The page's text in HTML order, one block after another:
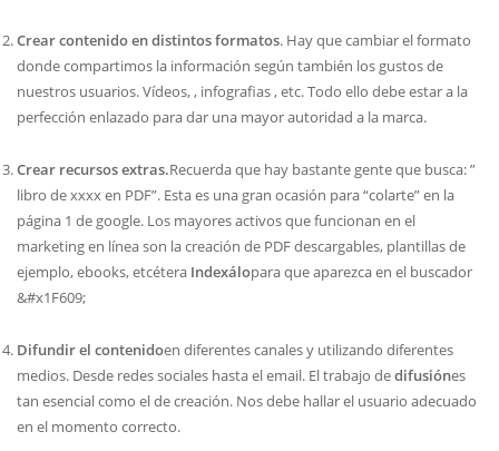
Crear contenido en distintos formatos. Hay que cambiar el formato
donde compartimos la información según también los gustos de
nuestros usuarios. Vídeos,, infografias , etc. Todo ello debe estar a la
perfección enlazado para dar una mayor autoridad a la marca.
Crear recursos extras.Recuerda que hay bastante gente que busca: ”
libro de xxxx en PDF”. Esta es una gran ocasión para “colarte” en la
página 1 de google. Los mayores activos que funcionan en el
marketing en línea son la creación de PDF descargables, plantillas de
ejemplo, ebooks, etcétera Indexálopara que aparezca en el buscador
&#x1F609;
Difundir el contenidoen diferentes canales y utilizando diferentes
medios. Desde redes sociales hasta el email. El trabajo dedifusiónes
tan esencial como el de creación. Nos debe hallar el usuario adecuado
en el momento correcto.